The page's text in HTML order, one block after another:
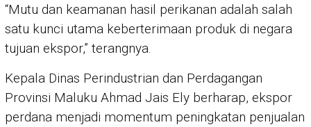
“Mutu dan keamanan hasil perikanan adalah salah
satu kunci utama keberterimaan produk di negara
tujuan ekspor,” terangnya.
Kepala Dinas Perindustrian dan Perdagangan
Provinsi Maluku Ahmad Jais Ely berharap, ekspor
perdana menjadi momentum peningkatan penjualan